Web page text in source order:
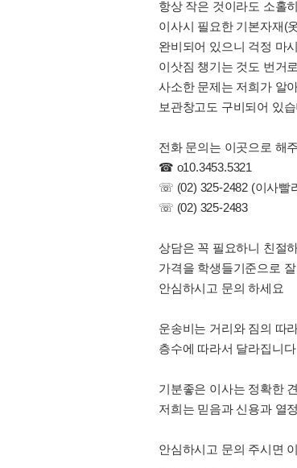
항상 작은 것이라도 소홀
이사시 필요한 기본자재(
완비되어 있으니 걱정 마
이삿짐 챙기는 것도 번거
사소한 문제는 저희가 알
보관창고도 구비되어 있
전화 문의는 이곳으로 해
☎ o10.3453.5321
☏ (02) 325-2482 (이사빨
☏ (02) 325-2483
상담은 꼭 필요하니 친절
가격을 학생들기준으로
안심하시고 문의 하세요
운송비는 거리와 짐의 따
층수에 따라서 달라집니다
기분좋은 이사는 정확한
저희는 믿음과 신용과 열
안심하시고 문의 주시면